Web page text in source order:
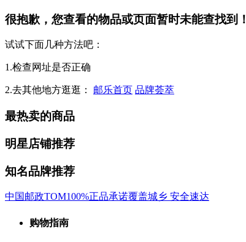
很抱歉，您查看的物品或页面暂时未能查找到！
试试下面几种方法吧：
1.检查网址是否正确
2.去其他地方逛逛： 邮乐首页 品牌荟萃
最热卖的商品
明星店铺推荐
知名品牌推荐
中国邮政TOM100%正品承诺覆盖城乡 安全速达
购物指南